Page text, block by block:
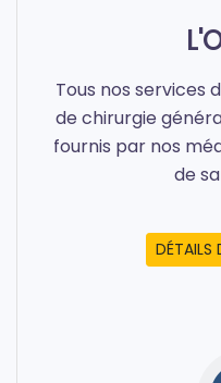
Tous nos services
de chirurgie
fournis par nos
de
DÉTAILS